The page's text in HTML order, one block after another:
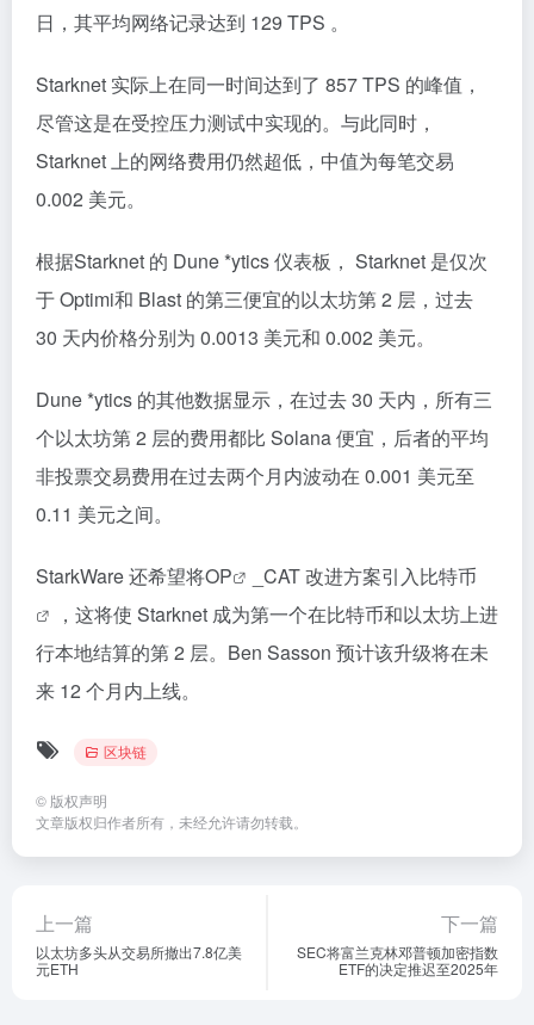
日，其平均网络记录达到 129 TPS 。
Starknet 实际上在同一时间达到了 857 TPS 的峰值，
尽管这是在受控压力测试中实现的。与此同时，
Starknet 上的网络费用仍然超低，中值为每笔交易
0.002 美元。
根据Starknet 的 Dune *ytics 仪表板， Starknet 是仅次
于 Optimi和 Blast 的第三便宜的以太坊第 2 层，过去
30 天内价格分别为 0.0013 美元和 0.002 美元。
Dune *ytics 的其他数据显示，在过去 30 天内，所有三
个以太坊第 2 层的费用都比 Solana 便宜，后者的平均
非投票交易费用在过去两个月内波动在 0.001 美元至
0.11 美元之间。
StarkWare 还希望将OP _CAT 改进方案引入比特币
，这将使 Starknet 成为第一个在比特币和以太坊上进
行本地结算的第 2 层。Ben Sasson 预计该升级将在未
来 12 个月内上线。
区块链
© 版权声明
文章版权归作者所有，未经允许请勿转载。
上一篇
以太坊多头从交易所撤出7.8亿美
元ETH
下一篇
SEC将富兰克林邓普顿加密指数
ETF的决定推迟至2025年